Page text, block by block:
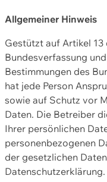
Allgemeiner Hinweis
Gestützt auf Artikel
Bundesverfassung
Bestimmungen des
hat jede Person
sowie auf Schutz vor
Daten. Die Betreiber
Ihrer persönlichen
personenbezogenen
der gesetzlichen
Datenschutzerklärung.